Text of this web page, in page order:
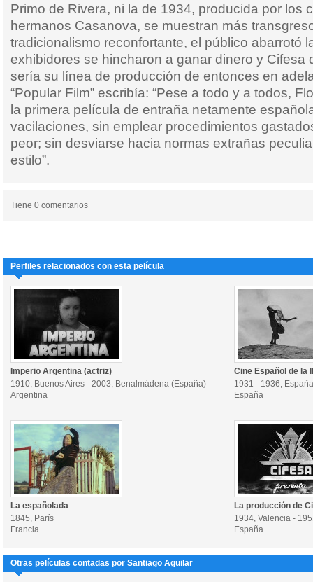
Primo de Rivera, ni la de 1934, producida por los
hermanos Casanova, se muestran más
tradicionalismo reconfortante, el público abarrotó
exhibidores se hincharon a ganar dinero y Cifesa
sería su línea de producción de entonces en
“Popular Film” escribía: “Pese a todo y a todos,
la primera película de entraña netamente
vacilaciones, sin emplear procedimientos
peor; sin desviarse hacia normas extrañas
estilo”.
Tiene 0 comentarios
Perfiles relacionados con esta película
Imperio Argentina (actriz)
1910, Buenos Aires - 2003, Benalmádena (España)
Argentina
Cine Español de la
1931 - 1936, España
España
La españolada
1845, París
Francia
La producción de
1934, Valencia -
España
Otras películas contadas por Santiago Aguilar